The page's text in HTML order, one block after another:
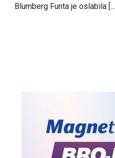
Blumberg Funta je oslabila [...]